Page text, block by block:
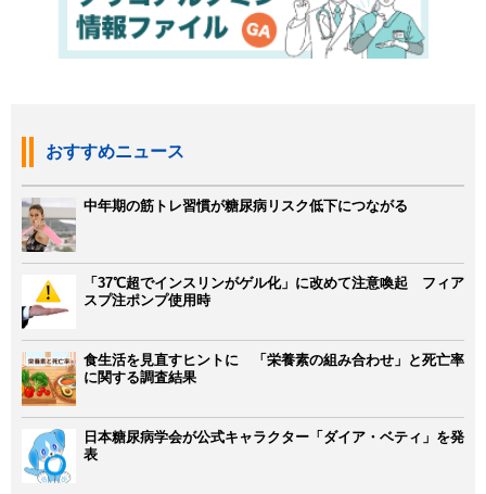
おすすめニュース
中年期の筋トレ習慣が糖尿病リスク低下につながる
「37℃超でインスリンがゲル化」に改めて注意喚起 フィア
スプ注ポンプ使用時
食生活を見直すヒントに 「栄養素の組み合わせ」と死亡率
に関する調査結果
日本糖尿病学会が公式キャラクター「ダイア・ベティ」を発
表